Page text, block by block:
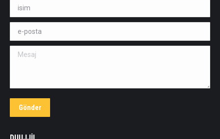
isim *
e-posta *
Mesaj
Gönder